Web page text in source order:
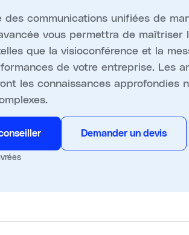
communications unifiées de
vous permettra de maîtriser
que la visioconférence et la
de votre entreprise. Les
les connaissances approfondies
Demander un devis